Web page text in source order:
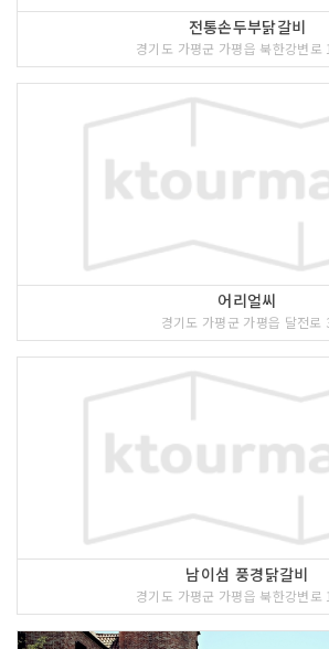
전통손두부닭갈비
경기도 가평군 가평읍 북한강변로
어리얼씨
경기도 가평군 가평읍 달전로
남이섬 풍경닭갈비
경기도 가평군 가평읍 북한강변로